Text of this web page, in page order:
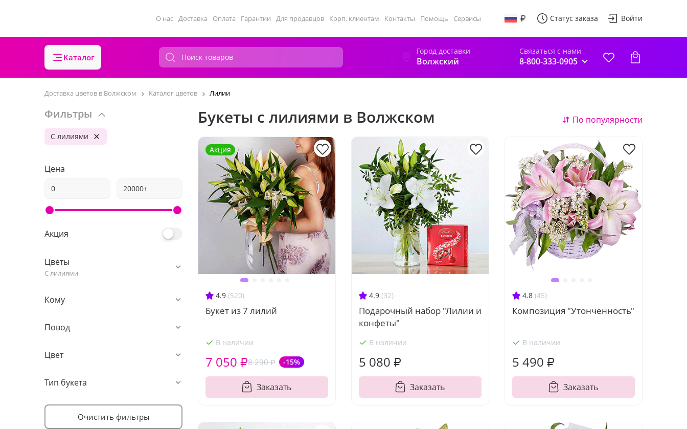
О нас Доставка Оплата Гарантии Для продавцов Корп. клиентам Контакты Помощь Сервисы Статус заказа Войти
Каталог
Город доставки
Волжский
Связаться с нами
8-800-333-0905
Доставка цветов в Волжском Каталог цветов Лилии
Фильтры
С лилиями
Цена
Акция
Цветы
С лилиями
Кому
Повод
Цвет
Тип букета
Очистить фильтры
Букеты с лилиями в Волжском По популярности
4.9 (520)
Букет из 7 лилий
В наличии
8 290 ₽ -15%
7 050 ₽
Заказать
Акция
4.9 (32)
Подарочный набор "Лилии и
конфеты"
В наличии
5 080 ₽
Заказать
4.8 (45)
Композиция "Утонченность"
В наличии
5 490 ₽
Заказать